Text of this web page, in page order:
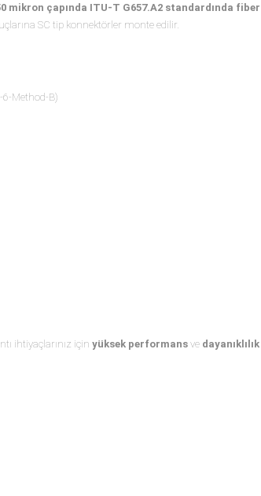
mikron çapında ITU-T G657.A2 standardında fiber
uçlarına SC tip konnektörler monte edilir.
6-Method-B)
ihtiyaçlarınız için yüksek performans ve dayanıklılık